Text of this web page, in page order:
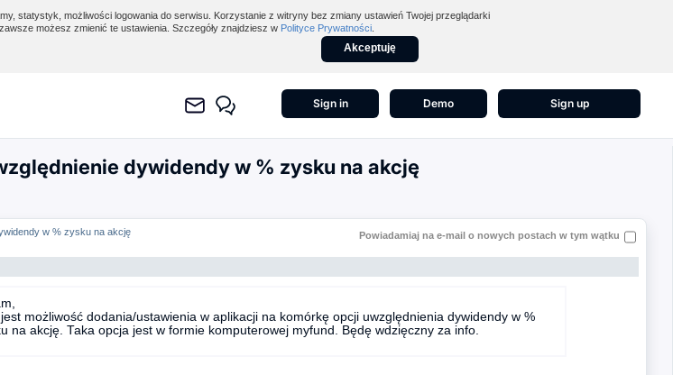
statystyk, możliwości logowania do serwisu. Korzystanie z witryny bez zmiany ustawień Twojej przeglądarki
możesz zmienić te ustawienia. Szczegóły znajdziesz w Polityce Prywatności
Akceptuję
Sign in Demo Sign up
dywidendy w % zysku na akcję
w % zysku na akcję
Powiadamiaj na e-mail o nowych postach w tym wątku
możliwość dodania/ustawienia w aplikacji na komórkę opcji uwzględnienia dywidendy w %
na akcję. Taka opcja jest w formie komputerowej myfund. Będę wdzięczny za info.